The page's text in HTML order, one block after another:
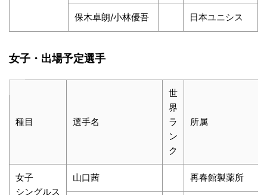
保木卓朗/小林優吾 日本ユニシス
女子・出場予定選手
種目 選手名
世
界
ラ
ン
ク
所属
女子
シングルス
山口茜 再春館製薬所